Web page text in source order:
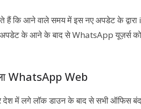
कि आने वाले समय में इस नए अपडेट के द्वारा
के आने के बाद से WhatsApp यूज़र्स
WhatsApp Web
में लगे लॉक डाउन के बाद से सभी ऑफिस बंद